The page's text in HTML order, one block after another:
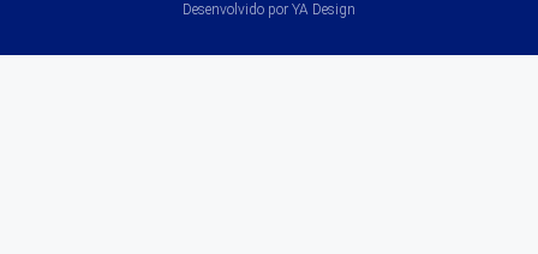
Desenvolvido por YA Design